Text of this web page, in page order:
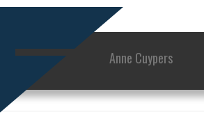
Anne Cuypers